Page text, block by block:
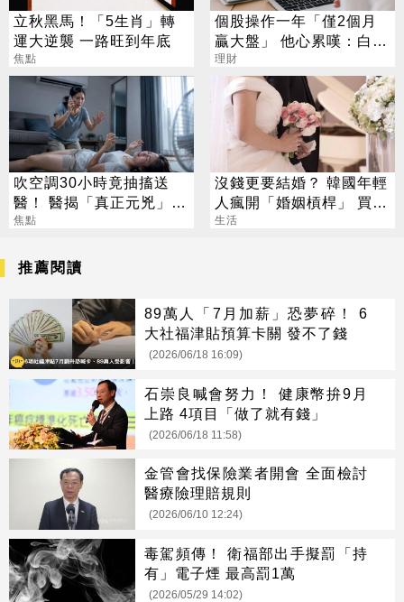
立秋黑馬！「5生肖」轉
運大逆襲 一路旺到年底
焦點
個股操作一年「僅2個月
贏大盤」 他心累嘆：白忙
一場
理財
吹空調30小時竟抽搐送
醫！ 醫揭「真正元兇」：
不是冷氣
焦點
沒錢更要結婚？ 韓國年輕
人瘋開「婚姻槓桿」 買房
拚翻轉階級
生活
推薦閱讀
89萬人「7月加薪」恐夢碎！ 6
大社福津貼預算卡關 發不了錢
(2026/06/18 16:09)
石崇良喊會努力！ 健康幣拚9月
上路 4項目「做了就有錢」
(2026/06/18 11:58)
金管會找保險業者開會 全面檢討
醫療險理賠規則
(2026/06/10 12:24)
毒駕頻傳！ 衛福部出手擬罰「持
有」電子煙 最高罰1萬
(2026/05/29 14:02)